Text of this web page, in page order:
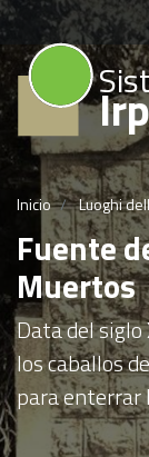
Inicio Luoghi
Fuente
Muertos
Data del
los caballos
para enterrar